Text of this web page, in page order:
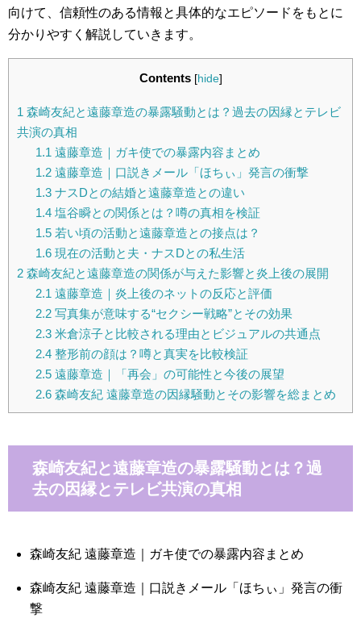
向けて、信頼性のある情報と具体的なエピソードをもとに
分かりやすく解説していきます。
Contents [hide]
1 森崎友紀と遠藤章造の暴露騒動とは？過去の因縁とテレビ
共演の真相
1.1 遠藤章造｜ガキ使での暴露内容まとめ
1.2遠藤章造｜口説きメール「ほちぃ」発言の衝撃
1.3ナスDとの結婚と遠藤章造との違い
1.4塩谷瞬との関係とは？噂の真相を検証
1.5若い頃の活動と遠藤章造との接点は？
1.6現在の活動と夫・ナスDとの私生活
2 森崎友紀と遠藤章造の関係が与えた影響と炎上後の展開
2.1 遠藤章造｜炎上後のネットの反応と評価
2.2写真集が意味する“セクシー戦略”とその効果
2.3米倉涼子と比較される理由とビジュアルの共通点
2.4整形前の顔は？噂と真実を比較検証
2.5遠藤章造｜「再会」の可能性と今後の展望
2.6森崎友紀 遠藤章造の因縁騒動とその影響を総まとめ
森崎友紀と遠藤章造の暴露騒動とは？過
去の因縁とテレビ共演の真相
森崎友紀 遠藤章造｜ガキ使での暴露内容まとめ
森崎友紀 遠藤章造｜口説きメール「ほちぃ」発言の衝
撃